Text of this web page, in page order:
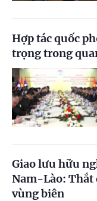
Hợp tác quốc
trọng trong
Giao lưu hữu
Nam-Lào: Thắt
vùng biên